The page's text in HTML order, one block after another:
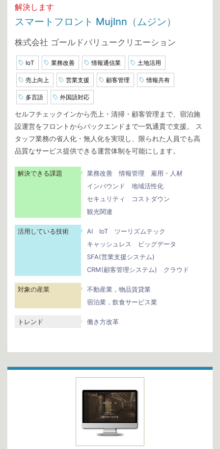
解決します
スマートフロント MujInn（ムジン）
株式会社 ゴールドバリュークリエーション
IoT 業務改善 情報通信業 土地活用
売上向上 営業支援 顧客管理 情報共有
多言語 外国語対応
セルフチェックインから売上・清掃・顧客管理まで、宿泊施
設運営をフロントからバックエンドまで一気通貫で支援。 ス
タッフ業務の省人化・無人化を実現し、限られた人員でも高
品質なサービス提供できる運営体制を可能にします。
解決できる課題 業務改善 情報管理
雇用・人材
インバウンド
地域活性化
セキュリティ
コストダウン
観光関連
活用している技術 AI IoT
ツーリズムテック
キャッシュレス
ビッグデータ
SFA(営業支援システム)
CRM(顧客管理システム)
クラウド
対象の産業
不動産業，物品賃貸業
宿泊業，飲食サービス業
トレンド 働き方改革